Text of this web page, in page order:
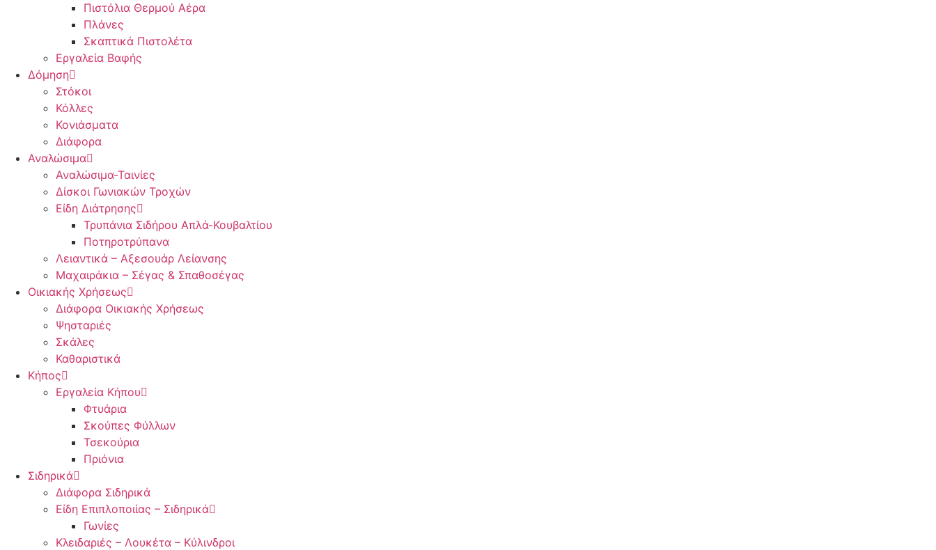
Πιστόλια Θερμού Αέρα
Πλάνες
Σκαπτικά Πιστολέτα
Εργαλεία Βαφής
Δόμηση
Στόκοι
Κόλλες
Κονιάσματα
Διάφορα
Αναλώσιμα
Αναλώσιμα-Ταινίες
Δίσκοι Γωνιακών Τροχών
Είδη Διάτρησης
Τρυπάνια Σιδήρου Απλά-Κουβαλτίου
Ποτηροτρύπανα
Λειαντικά – Αξεσουάρ Λείανσης
Μαχαιράκια – Σέγας & Σπαθοσέγας
Οικιακής Χρήσεως
Διάφορα Οικιακής Χρήσεως
Ψησταριές
Σκάλες
Καθαριστικά
Κήπος
Εργαλεία Κήπου
Φτυάρια
Σκούπες Φύλλων
Τσεκούρια
Πριόνια
Σιδηρικά
Διάφορα Σιδηρικά
Είδη Επιπλοποιίας – Σιδηρικά
Γωνίες
Κλειδαριές – Λουκέτα – Κύλινδροι